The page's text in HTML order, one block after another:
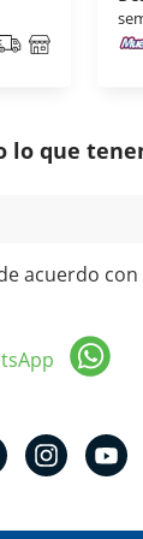
lo que
acuerdo con